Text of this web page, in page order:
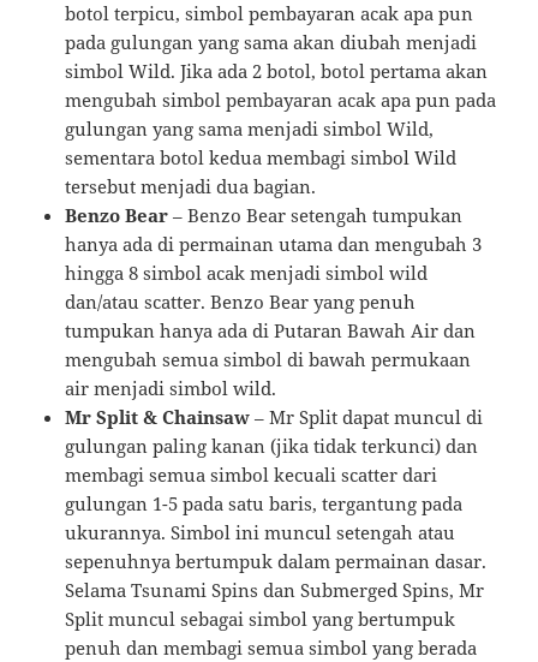
botol terpicu, simbol pembayaran acak apa pun
pada gulungan yang sama akan diubah menjadi
simbol Wild. Jika ada 2 botol, botol pertama akan
mengubah simbol pembayaran acak apa pun pada
gulungan yang sama menjadi simbol Wild,
sementara botol kedua membagi simbol Wild
tersebut menjadi dua bagian.
Benzo Bear – Benzo Bear setengah tumpukan
hanya ada di permainan utama dan mengubah 3
hingga 8 simbol acak menjadi simbol wild
dan/atau scatter. Benzo Bear yang penuh
tumpukan hanya ada di Putaran Bawah Air dan
mengubah semua simbol di bawah permukaan
air menjadi simbol wild.
Mr Split & Chainsaw – Mr Split dapat muncul di
gulungan paling kanan (jika tidak terkunci) dan
membagi semua simbol kecuali scatter dari
gulungan 1-5 pada satu baris, tergantung pada
ukurannya. Simbol ini muncul setengah atau
sepenuhnya bertumpuk dalam permainan dasar.
Selama Tsunami Spins dan Submerged Spins, Mr
Split muncul sebagai simbol yang bertumpuk
penuh dan membagi semua simbol yang berada